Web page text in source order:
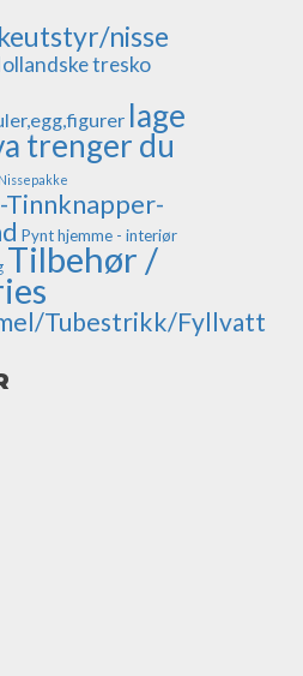
nisse
tresko
lage
trenger du
Nissepakke
Tinnknapper-
Pynt hjemme - interiør
Tilbehør /
Tubestrikk/Fyllvatt